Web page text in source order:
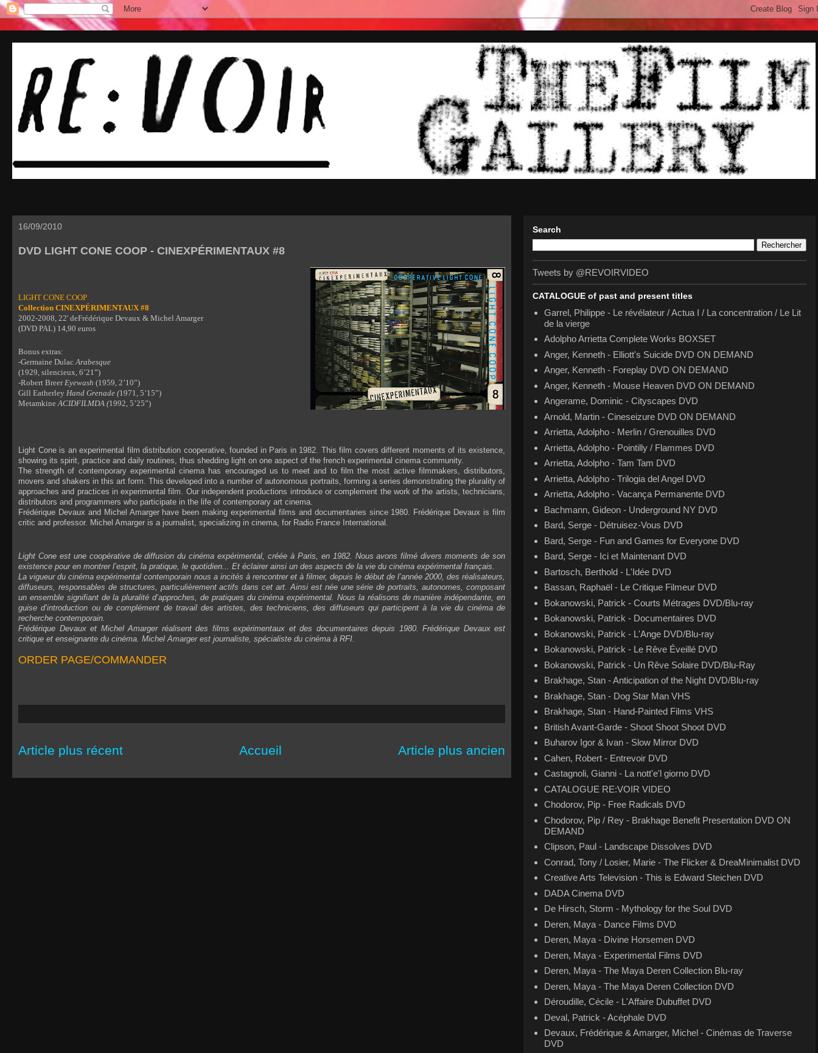
16/09/2010
DVD LIGHT CONE COOP - CINEXPÉRIMENTAUX #8
LIGHT CONE COOP
Collection CINEXPÉRIMENTAUX #8
2002-2008, 22' deFrédérique Devaux & Michel Amarger
(DVD PAL) 14,90 euros
Bonus extras:
-Germaine DulacArabesque
(1929, silencieux, 6’21”)
-Robert BreerEyewash (1959, 2’10”)
Gill Eatherley Hand Grenade (1971, 5’15”)
MetamkineACIDFILMDA (1992, 5’25”)
Light Cone is an experimental film distribution cooperative, founded in Paris in 1982. This film covers different moments of its existence,
showing its spirit, practice and daily routines, thus shedding light on one aspect of the french experimental cinema community.
The strength of contemporary experimental cinema has encouraged us to meet and to film the most active filmmakers, distributors,
movers and shakers in this art form. This developed into a number of autonomous portraits, forming a series demonstrating the plurality of
approaches and practices in experimental film. Our independent productions introduce or complement the work of the artists, technicians,
distributors and programmers who participate in the life of contemporary art cinema.
Frédérique Devaux and Michel Amarger have been making experimental films and documentaries since 1980. Frédérique Devaux is film
critic and professor. Michel Amarger is a journalist, specializing in cinema, for Radio France International.
Light Cone est une coopérative de diffusion du cinéma expérimental, créée à Paris, en 1982. Nous avons filmé divers moments de son
existence pour en montrer l’esprit, la pratique, le quotidien... Et éclairer ainsi un des aspects de la vie du cinéma expérimental français.
La vigueur du cinéma expérimental contemporain nous a incités à rencontrer et à filmer, depuis le début de l’année 2000, des réalisateurs,
diffuseurs, responsables de structures, particulièrement actifs dans cet art. Ainsi est née une série de portraits, autonomes, composant
un ensemble signifiant de la pluralité d’approches, de pratiques du cinéma expérimental. Nous la réalisons de manière indépendante, en
guise d’introduction ou de complément de travail des artistes, des techniciens, des diffuseurs qui participent à la vie du cinéma de
recherche contemporain.
Frédérique Devaux et Michel Amarger réalisent des films expérimentaux et des documentaires depuis 1980. Frédérique Devaux est
critique et enseignante du cinéma. Michel Amarger est journaliste, spécialiste du cinéma à RFI.
ORDER PAGE/COMMANDER
Article plus récent Article plus ancien
Accueil
Search
Tweets by @REVOIRVIDEO
CATALOGUE of past and present titles
Garrel, Philippe - Le révélateur / Actua I / La concentration / Le Lit
de la vierge
Adolpho Arrietta Complete Works BOXSET
Anger, Kenneth - Elliott's Suicide DVD ON DEMAND
Anger, Kenneth - Foreplay DVD ON DEMAND
Anger, Kenneth - Mouse Heaven DVD ON DEMAND
Angerame, Dominic - Cityscapes DVD
Arnold, Martin - Cineseizure DVD ON DEMAND
Arrietta, Adolpho - Merlin / Grenouilles DVD
Arrietta, Adolpho - Pointilly / Flammes DVD
Arrietta, Adolpho - Tam Tam DVD
Arrietta, Adolpho - Trilogia del Angel DVD
Arrietta, Adolpho - Vacança Permanente DVD
Bachmann, Gideon - Underground NY DVD
Bard, Serge - Détruisez-Vous DVD
Bard, Serge - Fun and Games for Everyone DVD
Bard, Serge - Ici et Maintenant DVD
Bartosch, Berthold - L'Idée DVD
Bassan, Raphaël - Le Critique Filmeur DVD
Bokanowski, Patrick - Courts Métrages DVD/Blu-ray
Bokanowski, Patrick - Documentaires DVD
Bokanowski, Patrick - L'Ange DVD/Blu-ray
Bokanowski, Patrick - Le Rêve Éveillé DVD
Bokanowski, Patrick - Un Rêve Solaire DVD/Blu-Ray
Brakhage, Stan - Anticipation of the Night DVD/Blu-ray
Brakhage, Stan - Dog Star Man VHS
Brakhage, Stan - Hand-Painted Films VHS
British Avant-Garde - Shoot Shoot Shoot DVD
Buharov Igor & Ivan - Slow Mirror DVD
Cahen, Robert - Entrevoir DVD
Castagnoli, Gianni - La nott'e'l giorno DVD
CATALOGUE RE:VOIR VIDEO
Chodorov, Pip - Free Radicals DVD
Chodorov, Pip / Rey - Brakhage Benefit Presentation DVD ON
DEMAND
Clipson, Paul - Landscape Dissolves DVD
Conrad, Tony / Losier, Marie - The Flicker & DreaMinimalist DVD
Creative Arts Television - This is Edward Steichen DVD
DADA Cinema DVD
De Hirsch, Storm - Mythology for the Soul DVD
Deren, Maya - Dance Films DVD
Deren, Maya - Divine Horsemen DVD
Deren, Maya - Experimental Films DVD
Deren, Maya - The Maya Deren Collection Blu-ray
Deren, Maya - The Maya Deren Collection DVD
Déroudille, Cécile - L'Affaire Dubuffet DVD
Deval, Patrick - Acéphale DVD
Devaux, Frédérique & Amarger, Michel - Cinémas de Traverse
DVD